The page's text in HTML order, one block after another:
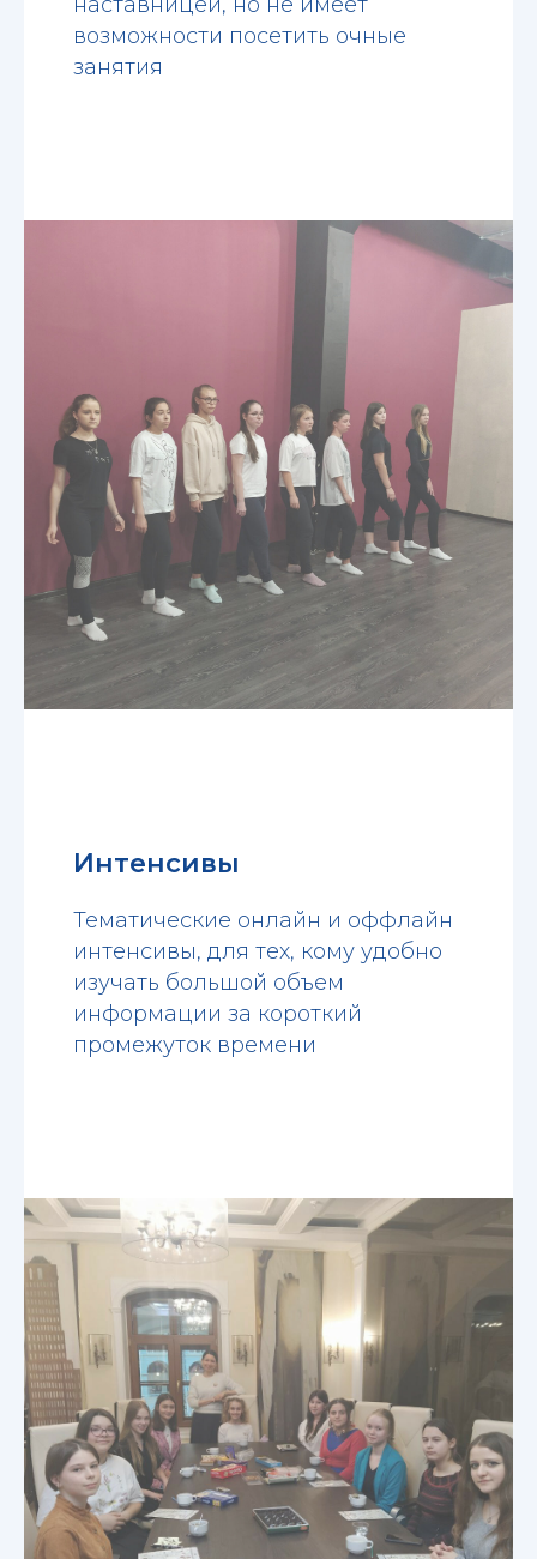
возможности посетить очные
занятия
Интенсивы
Тематические онлайн и оффлайн
интенсивы, для тех, кому удобно
изучать большой объем
информации за короткий
промежуток времени